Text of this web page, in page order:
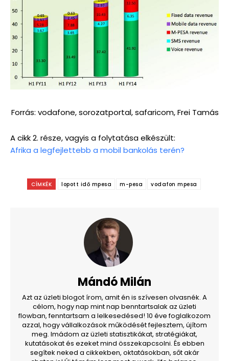
Forrás: vodafone, sorozatportal, safaricom, Frei Tamás
A cikk 2. része, vagyis a folytatása elkészült:
Afrika a legfejlettebb a mobil bankolás terén?
CÍMKÉK lopott idő mpesa m-pesa vodafon mpesa
Mándó Milán
Azt az üzleti blogot írom, amit én is szívesen olvasnék. A
célom, hogy nap mint nap benntartsalak az üzleti
flowban, fenntartsam a lelkesedésed! 10 éve foglalkozom
azzal, hogy vállalkozások működését fejlesztem, újítom
meg. Imádom az üzleti statisztikákat, stratégiákat,
kutatásokat és ezeket mind összekapcsolni. És ebben
segítek neked a cikkekben, oktatásokban, sőt akár